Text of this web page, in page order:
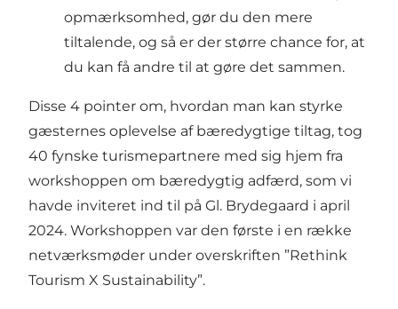
opmærksomhed, gør du den mere
tiltalende, og så er der større chance for, at
du kan få andre til at gøre det sammen.
Disse 4 pointer om, hvordan man kan styrke
gæsternes oplevelse af bæredygtige tiltag, tog
40 fynske turismepartnere med sig hjem fra
workshoppen om bæredygtig adfærd, som vi
havde inviteret ind til på Gl. Brydegaard i april
2024. Workshoppen var den første i en række
netværksmøder under overskriften ”Rethink
Tourism X Sustainability”.